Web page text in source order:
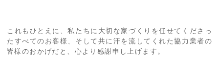
これもひとえに、私たちに大切な家づくりを任せてくださっ
たすべてのお客様、そして共に汗を流してくれた協力業者の
皆様のおかげだと、心より感謝申し上げます。